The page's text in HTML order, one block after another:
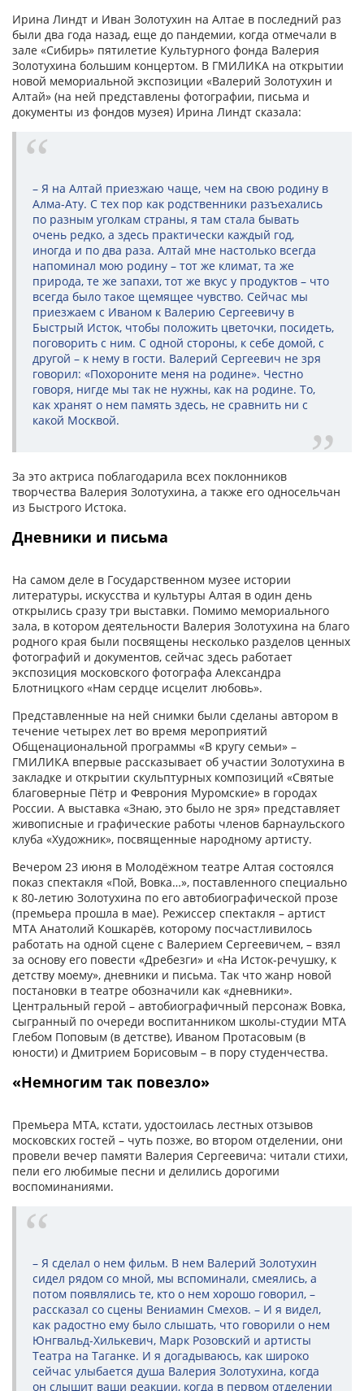
Ирина Линдт и Иван Золотухин на Алтае в последний раз
были два года назад, еще до пандемии, когда отмечали в
зале «Сибирь» пятилетие Культурного фонда Валерия
Золотухина большим концертом. В ГМИЛИКА на открытии
новой мемориальной экспозиции «Валерий Золотухин и
Алтай» (на ней представлены фотографии, письма и
документы из фондов музея) Ирина Линдт сказала:
– Я на Алтай приезжаю чаще, чем на свою родину в
Алма-Ату. С тех пор как родственники разъехались
по разным уголкам страны, я там стала бывать
очень редко, а здесь практически каждый год,
иногда и по два раза. Алтай мне настолько всегда
напоминал мою родину – тот же климат, та же
природа, те же запахи, тот же вкус у продуктов – что
всегда было такое щемящее чувство. Сейчас мы
приезжаем с Иваном к Валерию Сергеевичу в
Быстрый Исток, чтобы положить цветочки, посидеть,
поговорить с ним. С одной стороны, к себе домой, с
другой – к нему в гости. Валерий Сергеевич не зря
говорил: «Похороните меня на родине». Честно
говоря, нигде мы так не нужны, как на родине. То,
как хранят о нем память здесь, не сравнить ни с
какой Москвой.
За это актриса поблагодарила всех поклонников
творчества Валерия Золотухина, а также его односельчан
из Быстрого Истока.
Дневники и письма
На самом деле в Государственном музее истории
литературы, искусства и культуры Алтая в один день
открылись сразу три выставки. Помимо мемориального
зала, в котором деятельности Валерия Золотухина на благо
родного края были посвящены несколько разделов ценных
фотографий и документов, сейчас здесь работает
экспозиция московского фотографа Александра
Блотницкого «Нам сердце исцелит любовь».
Представленные на ней снимки были сделаны автором в
течение четырех лет во время мероприятий
Общенациональной программы «В кругу семьи» –
ГМИЛИКА впервые рассказывает об участии Золотухина в
закладке и открытии скульптурных композиций «Святые
благоверные Пётр и Феврония Муромские» в городах
России. А выставка «Знаю, это было не зря» представляет
живописные и графические работы членов барнаульского
клуба «Художник», посвященные народному артисту.
Вечером 23 июня в Молодёжном театре Алтая состоялся
показ спектакля «Пой, Вовка…», поставленного специально
к 80-летию Золотухина по его автобиографической прозе
(премьера прошла в мае). Режиссер спектакля – артист
МТА Анатолий Кошкарёв, которому посчастливилось
работать на одной сцене с Валерием Сергеевичем, – взял
за основу его повести «Дребезги» и «На Исток-речушку, к
детству моему», дневники и письма. Так что жанр новой
постановки в театре обозначили как «дневники».
Центральный герой – автобиографичный персонаж Вовка,
сыгранный по очереди воспитанником школы-студии МТА
Глебом Поповым (в детстве), Иваном Протасовым (в
юности) и Дмитрием Борисовым – в пору студенчества.
«Немногим так повезло»
Премьера МТА, кстати, удостоилась лестных отзывов
московских гостей – чуть позже, во втором отделении, они
провели вечер памяти Валерия Сергеевича: читали стихи,
пели его любимые песни и делились дорогими
воспоминаниями.
– Я сделал о нем фильм. В нем Валерий Золотухин
сидел рядом со мной, мы вспоминали, смеялись, а
потом появлялись те, кто о нем хорошо говорил, –
рассказал со сцены Вениамин Смехов. – И я видел,
как радостно ему было слышать, что говорили о нем
Юнгвальд-Хилькевич, Марк Розовский и артисты
Театра на Таганке. И я догадываюсь, как широко
сейчас улыбается душа Валерия Золотухина, когда
он слышит ваши реакции, когда в первом отделении